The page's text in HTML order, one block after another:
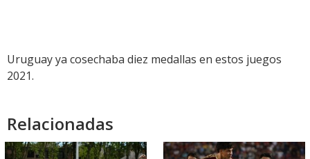
Uruguay ya cosechaba diez medallas en estos juegos
2021.
Relacionadas